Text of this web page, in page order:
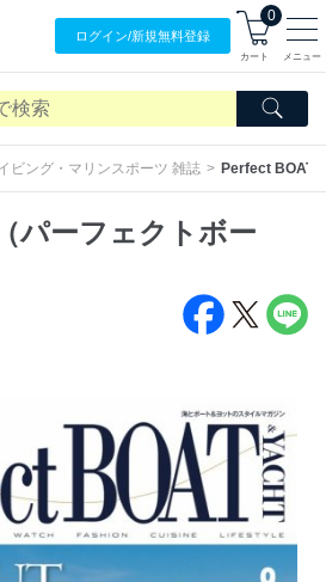
ログイン/新規無料登録
0
カート メニュー
ビング・マリンスポーツ 雑誌 Perfect BOAT
パーフェクトボー